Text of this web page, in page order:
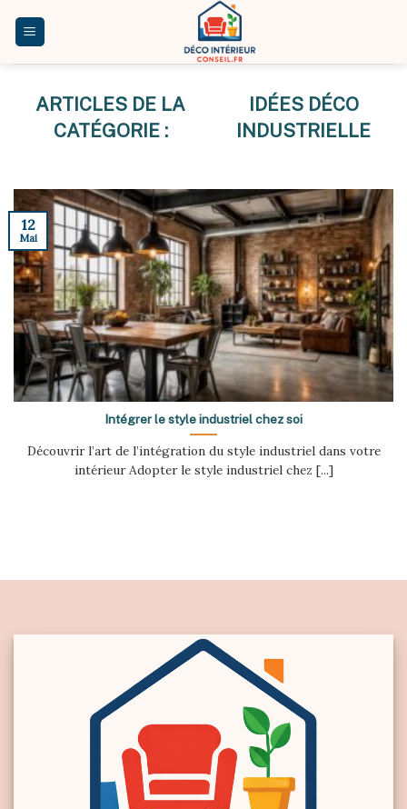
IDÉES DÉCO
INDUSTRIELLE
Intégrer le style industriel chez soi
Découvrir l’art de l’intégration du style industriel dans votre
intérieur Adopter le style industriel chez [...]
12
Mai